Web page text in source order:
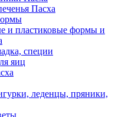
Пасха
и пластиковые формы и
специи
яиц
леденцы, пряники,